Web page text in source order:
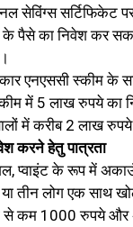
सेविंग्स सर्टिफिकेट
पैसे का निवेश कर
एनएससी स्कीम के
में 5 लाख रुपये का
में करीब 2 लाख
करने हेतु पात्रता
प्वाइंट के रूप में
तीन लोग एक साथ
कम 1000 रुपये और